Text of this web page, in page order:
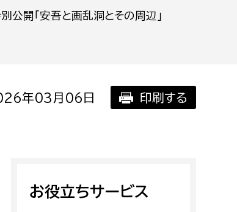
選択
け出や申請をしたい
払いをしたい
公開「安吾と画乱洞とその周辺」
年03月06日 印刷する
お役立ちサービス